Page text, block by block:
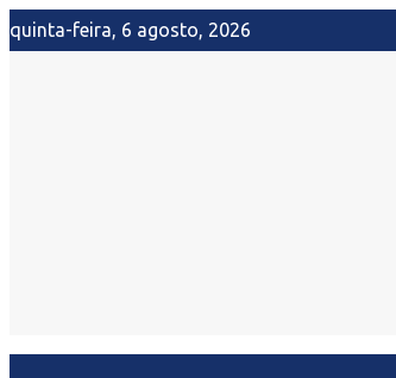
quinta-feira, 6 agosto, 2026